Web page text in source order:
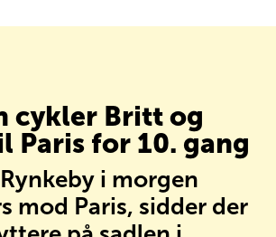
cykler Britt og
Paris for 10. gang
i morgen
mod Paris, sidder der